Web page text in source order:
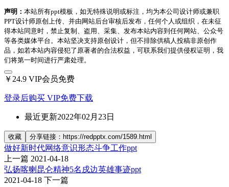
声明： 本站所有ppt模板，如无特殊说明或标注，均为本公司设计师或兼职
PPT设计师原创上传、并由网站后台审核后发布，任何个人或组织，在未征
得本站同意时，禁止复制、盗用、采集、发布本站内容到任何网站、公众号
等各类媒体平台。本站坚决支持原创设计，但不排除供稿人投稿非原创作
品，如若本站内容侵犯了原著者的合法权益，可联系我们提供侵权证明，我
们将第一时间进行严肃处理。
￥24.9 VIP会员免费
登录后购买 VIP免费下载
最近更新2022年02月23日
收藏 分享链接：https://redpptx.com/1589.html
做好新时代网络意识形态斗争工作ppt
上一篇 2021-04-18
弘扬喀喇昆仑精神5名戍边英雄事迹ppt
2021-04-18 下一篇